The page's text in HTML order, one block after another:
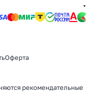
Оферта
рекомендательные